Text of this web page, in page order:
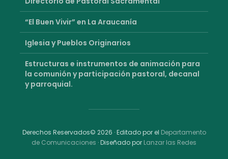
“El Buen Vivir” en La Araucanía
Iglesia y Pueblos Originarios
Estructuras e instrumentos de animación para
la comunión y participación pastoral, decanal
y parroquial.
Derechos Reservados© 2026 · Editado por el Departamento
de Comunicaciones · Diseñado por Lanzar las Redes